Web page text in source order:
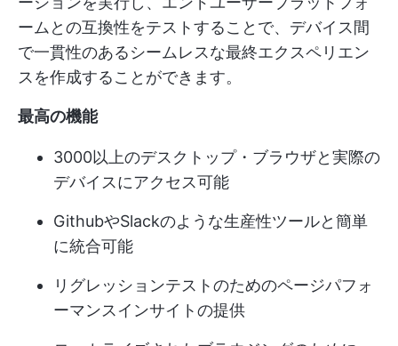
ームとの互換性をテストすることで、デバイス間
で一貫性のあるシームレスな最終エクスペリエン
スを作成することができます。
最高の機能
3000以上のデスクトップ・ブラウザと実際の
デバイスにアクセス可能
GithubやSlackのような生産性ツールと簡単
に統合可能
リグレッションテストのためのページパフォ
ーマンスインサイトの提供